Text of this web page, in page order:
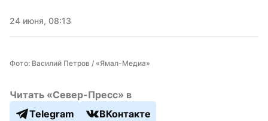
24 июня, 08:13
Фото: Василий Петров / «Ямал-Медиа»
Читать «Север-Пресс» в
Telegram
ВКонтакте